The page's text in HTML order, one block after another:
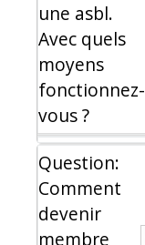
une asbl.
Avec quels
moyens
fonctionnez-
vous ?
Question:
Comment
devenir
membre